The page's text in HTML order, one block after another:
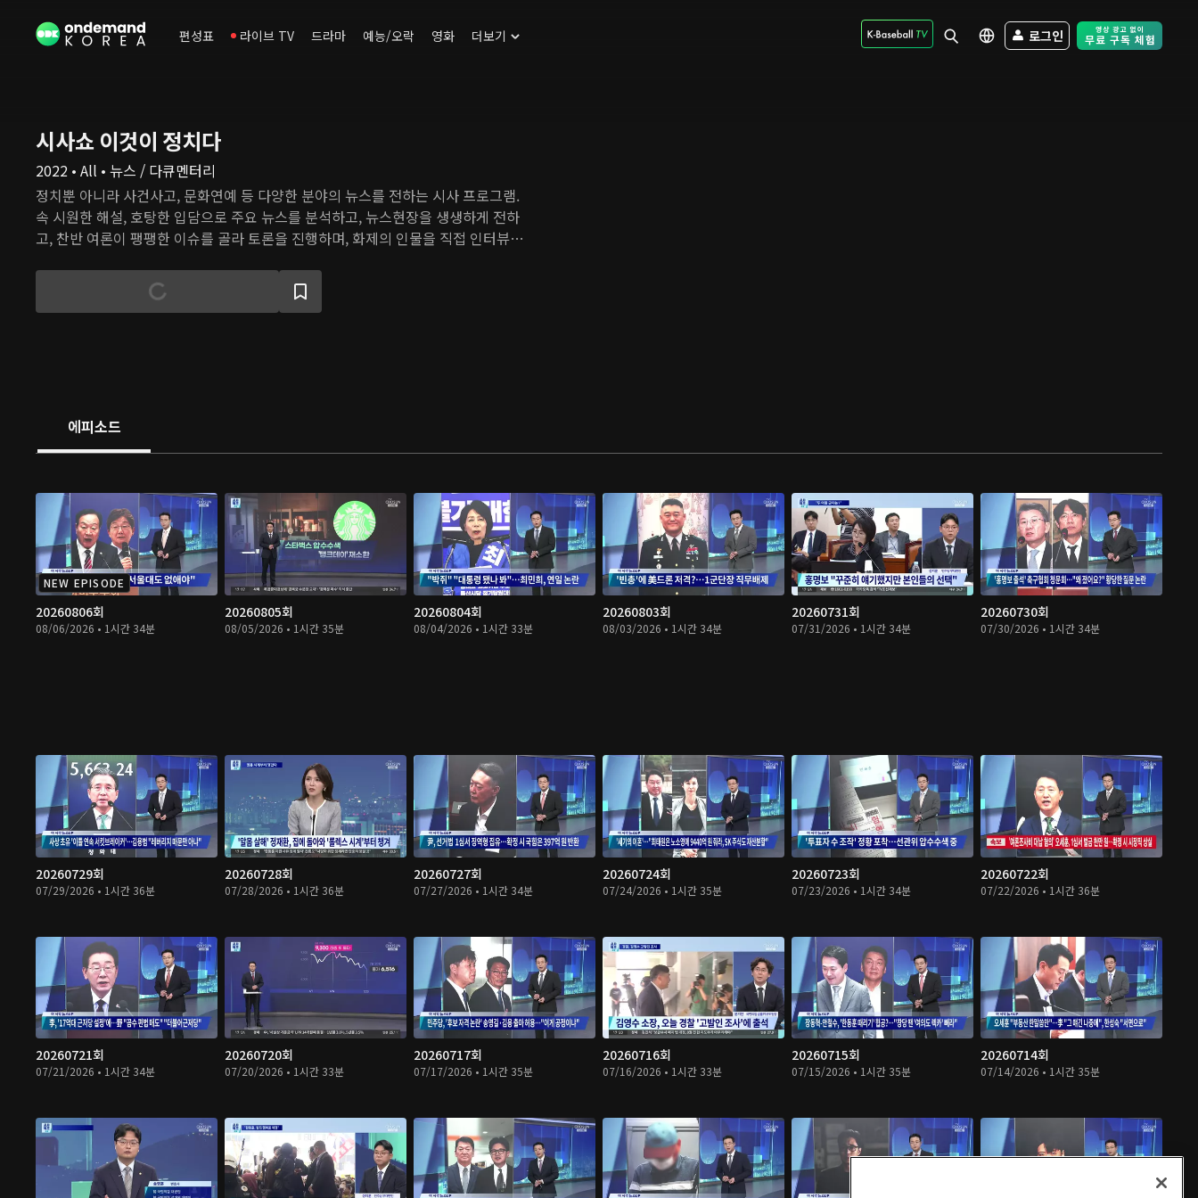
편성표 라이브 TV 드라마 예능/오락 영화 더보기 로그인 Free Trial -
시사쇼 이것이 정치다
2022 • All • 뉴스 / 다큐멘터리
정치뿐 아니라 사건사고, 문화연예 등 다양한 분야의 뉴스를 전하는 시사 프로그램.
속 시원한 해설, 호탕한 입담으로 주요 뉴스를 분석하고, 뉴스현장을 생생하게 전하
고, 찬반 여론이 팽팽한 이슈를 골라 토론을 진행하며, 화제의 인물을 직접 인터뷰한
에피소드
NEW EPISODE
20260806회
08/06/2026 • 1시간 34분
20260805회
08/05/2026 • 1시간 35분
20260804회
08/04/2026 • 1시간 33분
20260803회
08/03/2026 • 1시간 34분
20260731회
07/31/2026 • 1시간 34분
20260730회
07/30/2026 • 1시간 34분
20260729회
07/29/2026 • 1시간 36분
20260728회
07/28/2026 • 1시간 36분
20260727회
07/27/2026 • 1시간 34분
20260724회
07/24/2026 • 1시간 35분
20260723회
07/23/2026 • 1시간 34분
20260722회
07/22/2026 • 1시간 36분
20260721회
07/21/2026 • 1시간 34분
20260720회
07/20/2026 • 1시간 33분
20260717회
07/17/2026 • 1시간 35분
20260716회
07/16/2026 • 1시간 33분
20260715회
07/15/2026 • 1시간 35분
20260714회
07/14/2026 • 1시간 35분